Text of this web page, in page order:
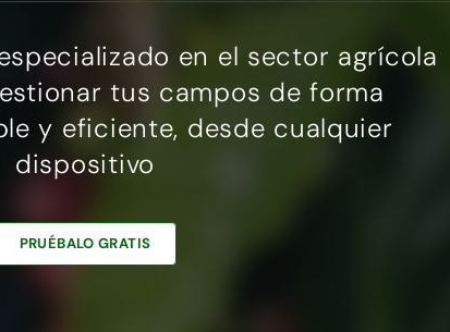
en el sector agrícola
tus campos de forma
y eficiente, desde cualquier
dispositivo
PRUÉBALO GRATIS